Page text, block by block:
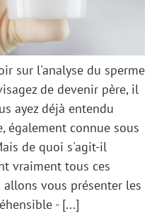
sur l'analyse du sperme
de devenir père, il
ayez déjà entendu
également connue sous
de quoi s'agit-il
vraiment tous ces
vous présenter les
- [...]